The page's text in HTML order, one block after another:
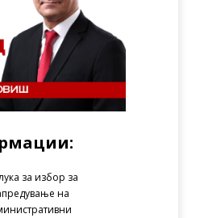
за избор за
на